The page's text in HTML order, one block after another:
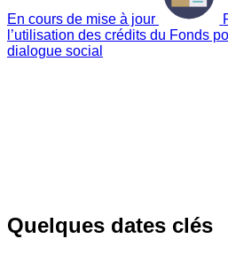
En cours de mise à jour
l’utilisation des crédits du Fonds
dialogue social
Quelques dates clés